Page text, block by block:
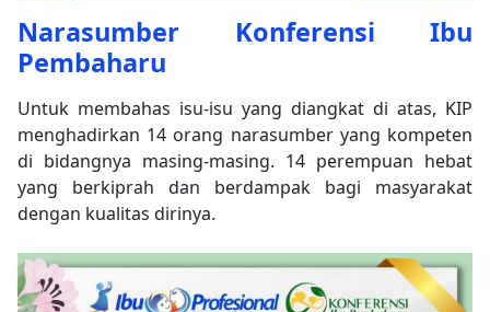
Narasumber Konferensi Ibu
Pembaharu
Untuk membahas isu-isu yang diangkat di atas, KIP
menghadirkan 14 orang narasumber yang kompeten
di bidangnya masing-masing. 14 perempuan hebat
yang berkiprah dan berdampak bagi masyarakat
dengan kualitas dirinya.